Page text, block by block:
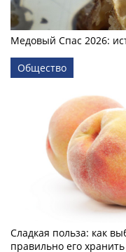
Медовый Спас 2026:
Общество
Сладкая польза: как
правильно его хранить